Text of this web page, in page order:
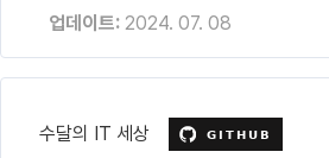
업데이트: 2024. 07. 08
수달의 IT 세상